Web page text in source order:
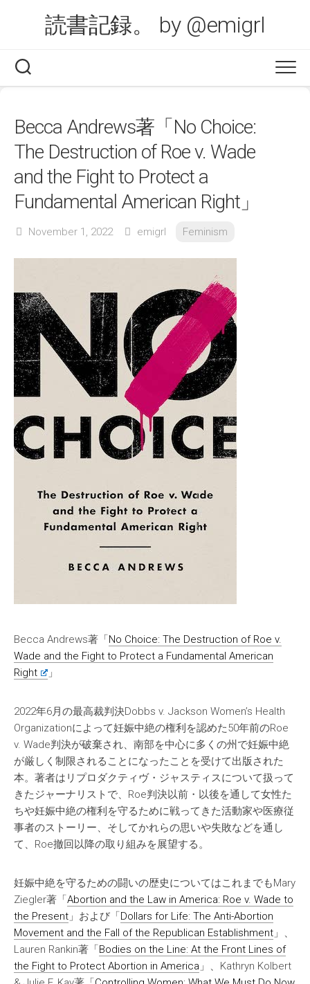
読書記録。 by @emigrl
Becca Andrews著「No Choice:
The Destruction of Roe v. Wade
and the Fight to Protect a
Fundamental American Right」
November 1, 2022 emigrl Feminism
Becca Andrews著「No Choice: The Destruction of Roe v.
Wade and the Fight to Protect a Fundamental American
Right
」
2022年6月の最高裁判決Dobbs v. Jackson Women’s Health
Organizationによって妊娠中絶の権利を認めた50年前のRoe
v. Wade判決が破棄され、南部を中心に多くの州で妊娠中絶
が厳しく制限されることになったことを受けて出版された
本。著者はリプロダクティヴ・ジャスティスについて扱って
きたジャーナリストで、Roe判決以前・以後を通して女性た
ちや妊娠中絶の権利を守るために戦ってきた活動家や医療従
事者のストーリー、そしてかれらの思いや失敗などを通し
て、Roe撤回以降の取り組みを展望する。
妊娠中絶を守るための闘いの歴史についてはこれまでもMary
Ziegler著「Abortion and the Law in America: Roe v. Wade to
the Present 」および「Dollars for Life: The Anti-Abortion
Movement and the Fall of the Republican Establishment 」、
Lauren Rankin著「Bodies on the Line: At the Front Lines of
the Fight to Protect Abortion in America 」、Kathryn Kolbert